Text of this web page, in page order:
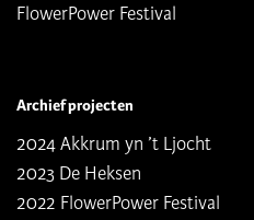
FlowerPower Festival
Archief projecten
2024 Akkrum yn ’t Ljocht
2023 De Heksen
2022 FlowerPower Festival